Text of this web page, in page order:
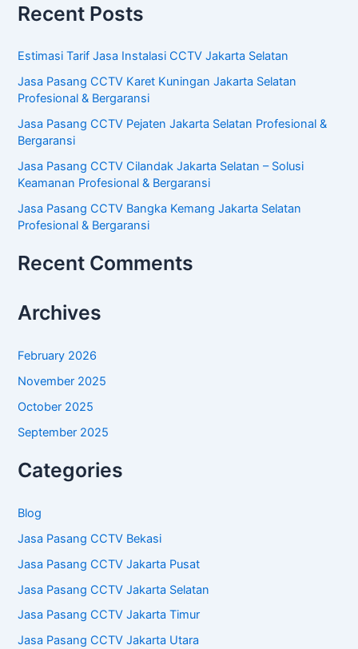
f
o
r
Recent Posts
Estimasi Tarif Jasa Instalasi CCTV Jakarta Selatan
Jasa Pasang CCTV Karet Kuningan Jakarta Selatan
Profesional & Bergaransi
Jasa Pasang CCTV Pejaten Jakarta Selatan Profesional &
Bergaransi
Jasa Pasang CCTV Cilandak Jakarta Selatan – Solusi
Keamanan Profesional & Bergaransi
Jasa Pasang CCTV Bangka Kemang Jakarta Selatan
Profesional & Bergaransi
Recent Comments
Archives
February 2026
November 2025
October 2025
September 2025
Categories
Blog
Jasa Pasang CCTV Bekasi
Jasa Pasang CCTV Jakarta Pusat
Jasa Pasang CCTV Jakarta Selatan
Jasa Pasang CCTV Jakarta Timur
Jasa Pasang CCTV Jakarta Utara